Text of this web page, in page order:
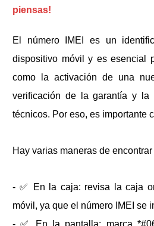
piensas!
El número IMEI es un
dispositivo móvil y es esencial
como la activación de una
verificación de la garantía y la
técnicos. Por eso, es importante
Hay varias maneras de
- ✅ En la caja: revisa la caja
móvil, ya que el número IMEI se